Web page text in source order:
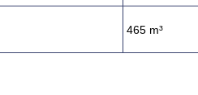
465 m³